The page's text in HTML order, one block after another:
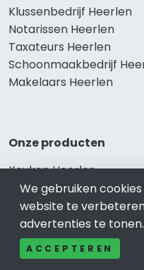
Klussenbedrijf Heerlen
Notarissen Heerlen
Taxateurs Heerlen
Schoonmaakbedrijf
Makelaars Heerlen
Onze producten
Keuken Heerlen
Vca Heerlen
Kledingwinkel Heerlen
Website laten maken
Sportschool Heerlen
We gebruiken
website te
advertenties te tonen.
ACCEPTEREN